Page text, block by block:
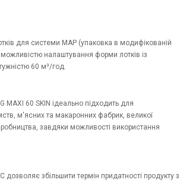
для системи MAP (упаковка в модифікованій
можливістю налаштування форми лотків із
60 м³/год.
MAXI 60 SKIN ідеально підходить для
м'ясних та макаронних фабрик, великої
завдяки можливості використання
дозволяє збільшити термін придатності продукту